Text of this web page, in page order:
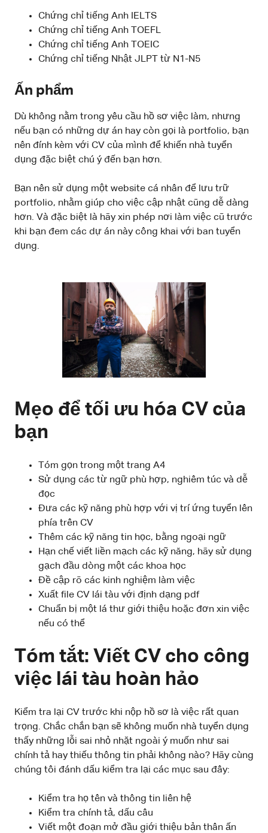
Chứng chỉ tiếng Anh IELTS
Chứng chỉ tiếng Anh TOEFL
Chứng chỉ tiếng Anh TOEIC
Chứng chỉ tiếng Nhật JLPT từ N1-N5
Ấn phẩm
Dù không nằm trong yêu cầu hồ sơ việc làm, nhưng
nếu bạn có những dự án hay còn gọi là portfolio, bạn
nên đính kèm với CV của mình để khiến nhà tuyển
dụng đặc biệt chú ý đến bạn hơn.
Bạn nên sử dụng một website cá nhân để lưu trữ
portfolio, nhằm giúp cho việc cập nhật cũng dễ dàng
hơn. Và đặc biệt là hãy xin phép nơi làm việc cũ trước
khi bạn đem các dự án này công khai với ban tuyển
dụng.
Mẹo để tối ưu hóa CV của
bạn
Tóm gọn trong một trang A4
Sử dụng các từ ngữ phù hợp, nghiêm túc và dễ
đọc
Đưa các kỹ năng phù hợp với vị trí ứng tuyển lên
phía trên CV
Thêm các kỹ năng tin học, bằng ngoại ngữ
Hạn chế viết liền mạch các kỹ năng, hãy sử dụng
gạch đầu dòng một các khoa học
Đề cập rõ các kinh nghiệm làm việc
Xuất file CV lái tàu với định dạng pdf
Chuẩn bị một lá thư giới thiệu hoặc đơn xin việc
nếu có thể
Tóm tắt: Viết CV cho công
việc lái tàu hoàn hảo
Kiểm tra lại CV trước khi nộp hồ sơ là việc rất quan
trọng. Chắc chắn bạn sẽ không muốn nhà tuyển dụng
thấy những lỗi sai nhỏ nhặt ngoài ý muốn như sai
chính tả hay thiếu thông tin phải không nào? Hãy cùng
chúng tôi đánh dấu kiểm tra lại các mục sau đây:
Kiểm tra họ tên và thông tin liên hệ
Kiểm tra chính tả, dấu câu
Viết một đoạn mở đầu giới thiệu bản thân ấn